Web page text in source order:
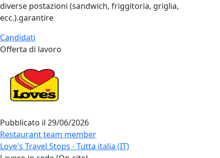
diverse postazioni (sandwich, friggitoria, griglia,
ecc.).garantire
Candidati
Offerta di lavoro
Pubblicato il 29/06/2026
Restaurant team member
Love's Travel Stops - Tutta italia (IT)